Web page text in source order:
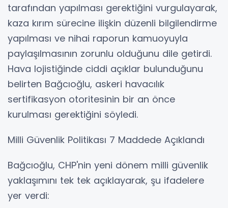
tarafından yapılması gerektiğini vurgulayarak,
kaza kırım sürecine ilişkin düzenli bilgilendirme
yapılması ve nihai raporun kamuoyuyla
paylaşılmasının zorunlu olduğunu dile getirdi.
Hava lojistiğinde ciddi açıklar bulunduğunu
belirten Bağcıoğlu, askeri havacılık
sertifikasyon otoritesinin bir an önce
kurulması gerektiğini söyledi.
Milli Güvenlik Politikası 7 Maddede Açıklandı
Bağcıoğlu, CHP'nin yeni dönem milli güvenlik
yaklaşımını tek tek açıklayarak, şu ifadelere
yer verdi: